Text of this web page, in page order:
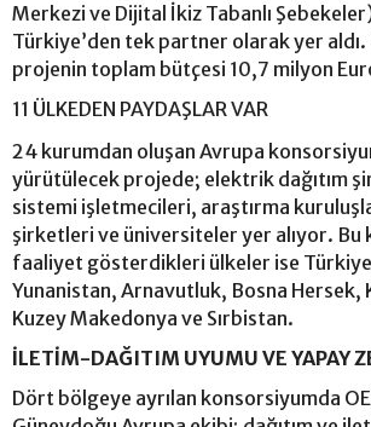
Merkezi ve Dijital İkiz Tabanlı
Türkiye’den tek partner olarak yer
projenin toplam bütçesi 10,7 milyon
11 ÜLKEDEN PAYDAŞLAR VAR
24 kurumdan oluşan Avrupa
yürütülecek projede; elektrik dağıtım
sistemi işletmecileri, araştırma
şirketleri ve üniversiteler yer alıyor. Bu
faaliyet gösterdikleri ülkeler ise
Yunanistan, Arnavutluk, Bosna Hersek,
Kuzey Makedonya ve Sırbistan.
İLETİM-DAĞITIM UYUMU VE YAPAY
Dört bölgeye ayrılan konsorsiyumda